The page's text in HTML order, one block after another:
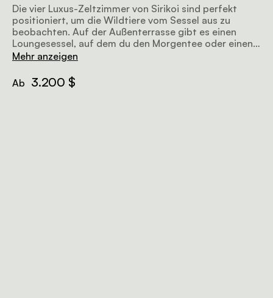
Die vier Luxus-Zeltzimmer von Sirikoi sind perfekt
positioniert, um die Wildtiere vom Sessel aus zu
beobachten. Auf der Außenterrasse gibt es einen
Loungesessel, auf dem du den Morgentee oder einen
Sundowner genießen kannst, während im Inneren des
zum Entspannen einlädt. Eines der Zelte hat einen
Anbau, in dem ein zusätzliches Bett für gemeinsam
Mehr anzeigen
Ab 3.200 $